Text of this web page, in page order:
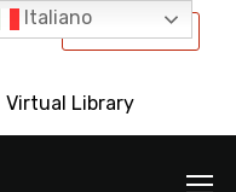
International
Virtual Library
Italiano